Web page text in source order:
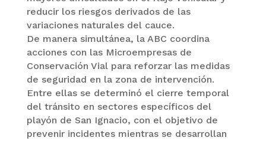
reducir los riesgos derivados de las
variaciones naturales del cauce.
De manera simultánea, la ABC coordina
acciones con las Microempresas de
Conservación Vial para reforzar las medidas
de seguridad en la zona de intervención.
Entre ellas se determinó el cierre temporal
del tránsito en sectores específicos del
playón de San Ignacio, con el objetivo de
prevenir incidentes mientras se desarrollan